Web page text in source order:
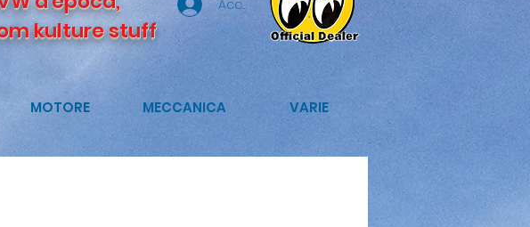
Accedi
kulture stuff
MOTORE MECCANICA VARIE